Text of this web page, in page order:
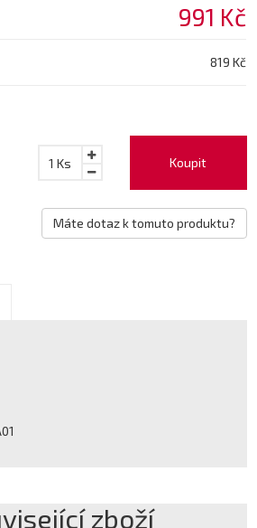
991 Kč
819 Kč
Koupit
1 Ks
Máte dotaz k tomuto produktu?
zboží